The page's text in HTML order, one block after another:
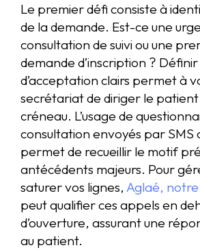
Le premier défi consiste à
de la demande. Est-ce une
consultation de suivi ou une
demande d’inscription ?
d’acceptation clairs permet à
secrétariat de diriger le
créneau. L’usage de
consultation envoyés par SMS
permet de recueillir le motif
antécédents majeurs. Pour
saturer vos lignes, Aglaé,
peut qualifier ces appels en
d’ouverture, assurant une
au patient.